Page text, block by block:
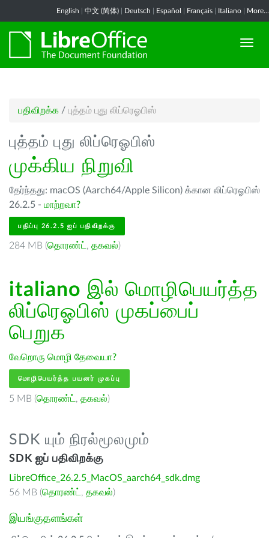
English 中文 (简体) Deutsch Español Français Italiano More...
பதிவிறக்க / புத்தம் புது லிப்ரெஓபிஸ்
புத்தம் புது லிப்ரெஓபிஸ்
முக்கிய நிறுவி
தேர்ந்தது: macOS (Aarch64/Apple Silicon) க்கான லிப்ரெஓபிஸ்
26.2.5 - மாற்றவா?
பதிப்பு 26.2.5 ஐப் பதிவிறக்கு
284 MB (தொரண்ட் , தகவல்)
italiano இல் மொழிபெயர்த்த
லிப்ரெஓபிஸ் முகப்பைப்
பெறுக
வேறொரு மொழி தேவையா?
மொழிபெயர்த்த பயனர் முகப்பு
5 MB (தொரண்ட் , தகவல்)
SDK யும் நிரல்மூலமும்
SDK ஐப் பதிவிறக்கு
LibreOffice_26.2.5_MacOS_aarch64_sdk.dmg
56 MB (தொரண்ட் , தகவல்)
இயங்குதளங்கள்